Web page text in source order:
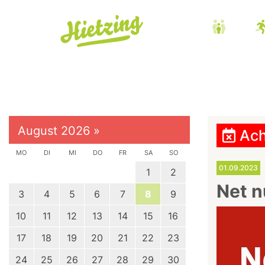
August 2026 »
MO DI MI DO FR SA SO
1
2
3
4 5 6 7 8
9
10
11 12 13 14 15
16
17
18 19 20 21 22
23
24
25 26 27 28 29 30
01.09.2023
Net